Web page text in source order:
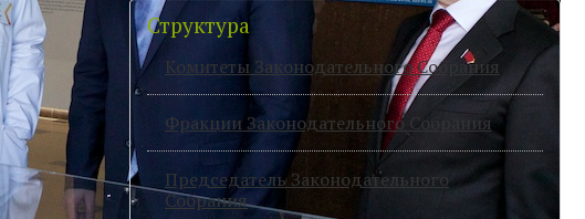
Структура
Комитеты Законодательного Собрания
Фракции Законодательного Собрания
Председатель Законодательного
Cобрания